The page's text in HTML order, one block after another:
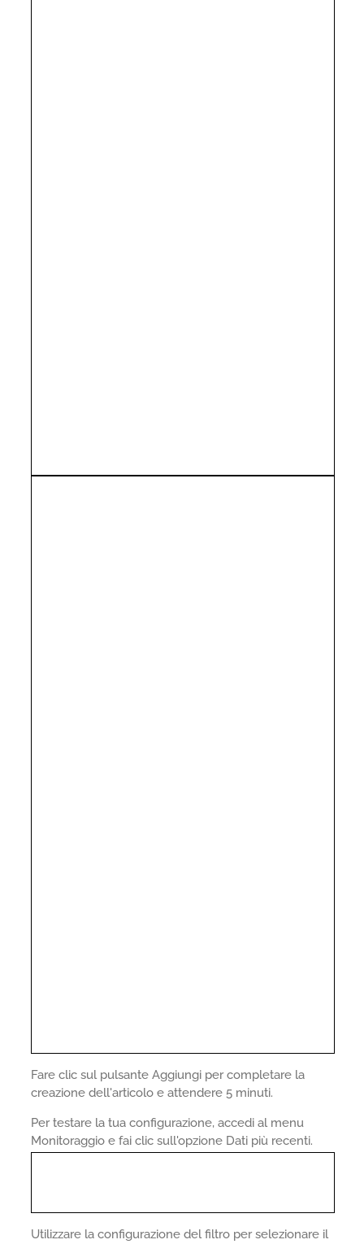
Fare clic sul pulsante Aggiungi per completare la
creazione dell'articolo e attendere 5 minuti.
Per testare la tua configurazione, accedi al menu
Monitoraggio e fai clic sull'opzione Dati più recenti.
Utilizzare la configurazione del filtro per selezionare il